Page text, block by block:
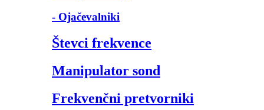
- Ojačevalniki
Števci frekvence
Manipulator sond
Frekvenčni pretvorniki